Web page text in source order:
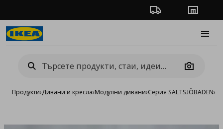
Проследяване на
Camera
Продукти›Дивани и кресла›Модулни дивани›Серия SALTSJÖBADEN›